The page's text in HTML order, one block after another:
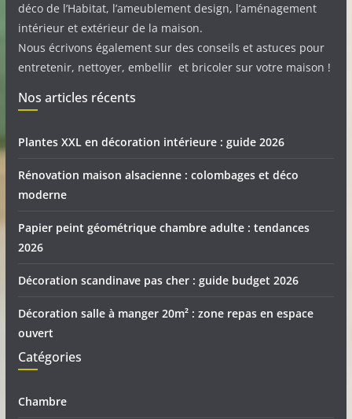
déco de l’Habitat, l’ameublement design, l’aménagement
intérieur et extérieur de la maison.
Nous écrivons également sur des conseils et astuces pour
entretenir, nettoyer, embellir et bricoler sur votre maison !
Nos articles récents
Plantes XXL en décoration intérieure : guide 2026
Rénovation maison alsacienne : colombages et déco
moderne
Papier peint géométrique chambre adulte : tendances
2026
Décoration scandinave pas cher : guide budget 2026
Décoration salle à manger 20m² : zone repas en espace
ouvert
Catégories
Chambre